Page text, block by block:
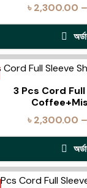
৳2,300.00 –
3 Pcs Cord
৳2,300.00 –